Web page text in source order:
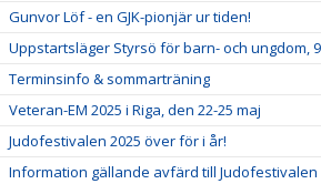
Gunvor Löf - en GJK-pionjär ur tiden!
Uppstartsläger Styrsö för barn- och ungdom,
Terminsinfo & sommarträning
Veteran-EM 2025 i Riga, den 22-25 maj
Judofestivalen 2025 över för i år!
Information gällande avfärd till Judofestivalen